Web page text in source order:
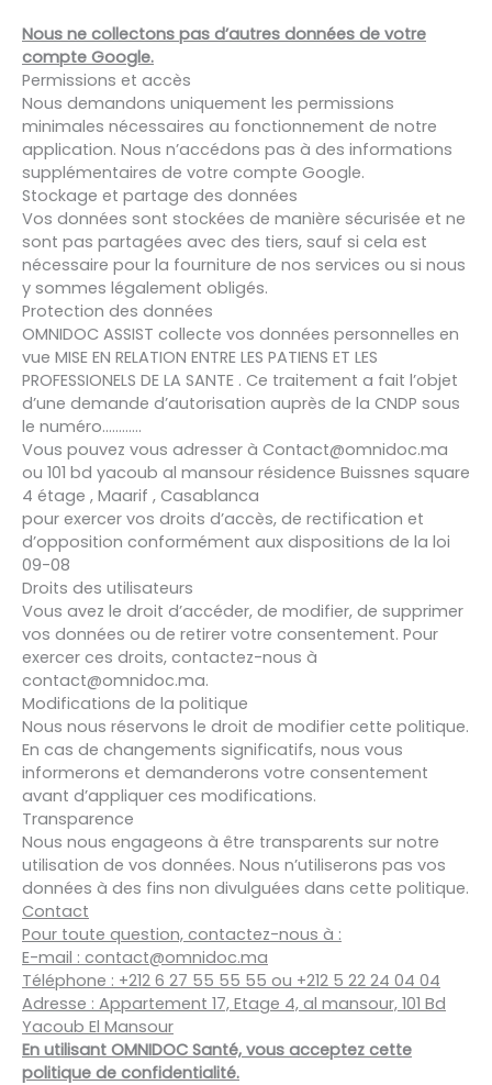
Nous ne collectons pas d’autres données de votre
compte Google.
Permissions et accès
Nous demandons uniquement les permissions
minimales nécessaires au fonctionnement de notre
application. Nous n’accédons pas à des informations
supplémentaires de votre compte Google.
Stockage et partage des données
Vos données sont stockées de manière sécurisée et ne
sont pas partagées avec des tiers, sauf si cela est
nécessaire pour la fourniture de nos services ou si nous
y sommes légalement obligés.
Protection des données
OMNIDOC ASSIST collecte vos données personnelles en
vue MISE EN RELATION ENTRE LES PATIENS ET LES
PROFESSIONELS DE LA SANTE . Ce traitement a fait l’objet
d’une demande d’autorisation auprès de la CNDP sous
le numéro…………
Vous pouvez vous adresser à Contact@omnidoc.ma
ou 101 bd yacoub al mansour résidence Buissnes square
4 étage , Maarif , Casablanca
pour exercer vos droits d’accès, de rectification et
d’opposition conformément aux dispositions de la loi
09-08
Droits des utilisateurs
Vous avez le droit d’accéder, de modifier, de supprimer
vos données ou de retirer votre consentement. Pour
exercer ces droits, contactez-nous à
contact@omnidoc.ma.
Modifications de la politique
Nous nous réservons le droit de modifier cette politique.
En cas de changements significatifs, nous vous
informerons et demanderons votre consentement
avant d’appliquer ces modifications.
Transparence
Nous nous engageons à être transparents sur notre
utilisation de vos données. Nous n’utiliserons pas vos
données à des fins non divulguées dans cette politique.
Contact
Pour toute question, contactez-nous à :
E-mail : contact@omnidoc.ma
Téléphone : +212 6 27 55 55 55 ou +212 5 22 24 04 04
Adresse : Appartement 17, Etage 4, al mansour, 101 Bd
Yacoub El Mansour
En utilisant OMNIDOC Santé, vous acceptez cette
politique de confidentialité.